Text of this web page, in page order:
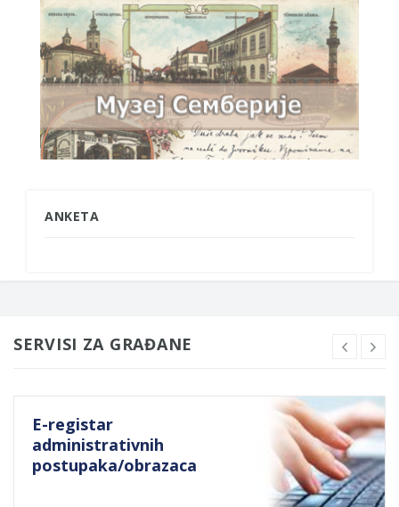
ANKETA
SERVISI ZA GRAĐANE
E-registar
administrativnih
postupaka/obrazaca